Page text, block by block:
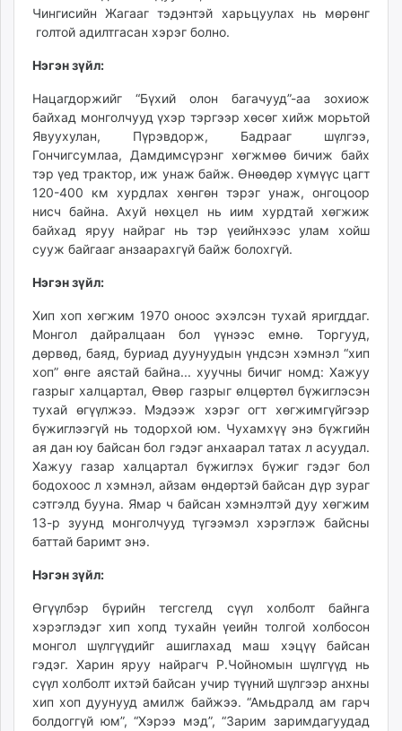
Чингисийн Жагааг тэдэнтэй харьцуулах нь мөрөнг
голтой адилтгасан хэрэг болно.
Нэгэн зүйл:
Нацагдоржийг “Бүхий олон багачууд”-аа зохиож
байхад монголчууд үхэр тэргээр хөсөг хийж морьтой
Явуухулан, Пүрэвдорж, Бадрааг шүлгээ,
Гончигсумлаа, Дамдимсүрэнг хөгжмөө бичиж байх
тэр үед трактор, иж унаж байж. Өнөөдөр хүмүүс цагт
120-400 км хурдлах хөнгөн тэрэг унаж, онгоцоор
нисч байна. Ахуй нөхцел нь иим хурдтай хөгжиж
байхад яруу найраг нь тэр үеийнхээс улам хойш
сууж байгааг анзаарахгүй байж болохгүй.
Нэгэн зүйл:
Хип хоп хөгжим 1970 оноос эхэлсэн тухай яригддаг.
Монгол дайралцаан бол үүнээс емнө. Торгууд,
дөрвөд, баяд, буриад дуунуудын үндсэн хэмнэл “хип
хоп” өнге аястай байна... хуучны бичиг номд: Хажуу
газрыг халцартал, Өвөр газрыг өлцөртөл бүжиглэсэн
тухай өгүүлжээ. Мэдээж хэрэг огт хөгжимгүйгээр
бүжиглээгүй нь тодорхой юм. Чухамхүү энэ бүжгийн
ая дан юу байсан бол гэдэг анхаарал татах л асуудал.
Хажуу газар халцартал бүжиглэх бүжиг гэдэг бол
бодохоос л хэмнэл, айзам өндөртэй байсан дүр зураг
сэтгэлд бууна. Ямар ч байсан хэмнэлтэй дуу хөгжим
13-р зуунд монголчууд түгээмэл хэрэглэж байсны
баттай баримт энэ.
Нэгэн зүйл:
Өгүүлбэр бүрийн тегсгелд сүүл холболт байнга
хэрэглэдэг хип хопд тухайн үеийн толгой холбосон
монгол шүлгүүдийг ашиглахад маш хэцүү байсан
гэдэг. Харин яруу найрагч Р.Чойномын шүлгүүд нь
сүүл холболт ихтэй байсан учир түүний шүлгээр анхны
хип хоп дуунууд амилж байжээ. “Амьдралд ам гарч
болдоггүй юм”, “Хэрээ мэд”, “Зарим заримдагуудад